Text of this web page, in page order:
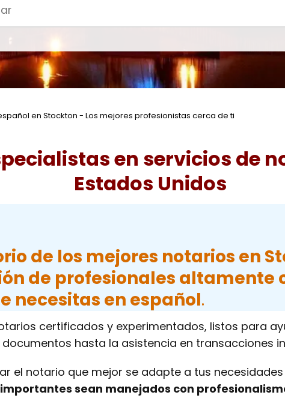
en Stockton - Los mejores profesionistas cerca de ti
en servicios de
Estados Unidos
de los mejores notarios en
de profesionales altamente
necesitas en español.
certificados y experimentados, listos para
hasta la asistencia en transacciones
el notario que mejor se adapte a tus
sean manejados con